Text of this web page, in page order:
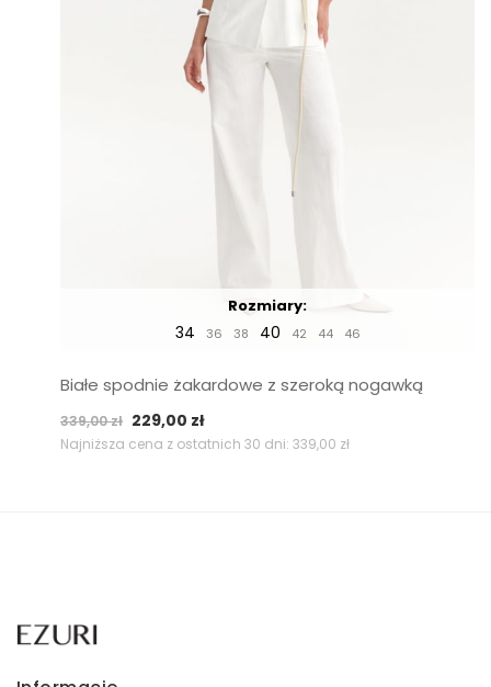
Rozmiary:
34 36 38 40 42 44 46
Białe spodnie żakardowe z szeroką nogawką
339,00zł Pierwotna
cena
229,00 złAktualna
cena
Najniższa cena z ostatnich 30 dni: 339,00 zł